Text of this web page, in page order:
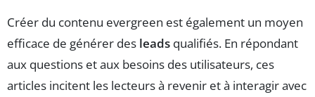
Créer du contenu evergreen est également un moyen
efficace de générer des leads qualifiés. En répondant
aux questions et aux besoins des utilisateurs, ces
articles incitent les lecteurs à revenir et à interagir avec